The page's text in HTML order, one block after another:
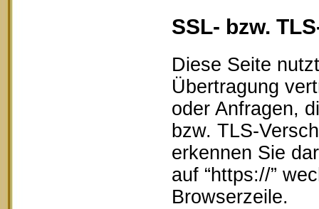
SSL- bzw.
Diese Seite
Übertragung
oder Anfragen,
bzw. TLS-
erkennen Sie
auf “https://”
Browserzeile.